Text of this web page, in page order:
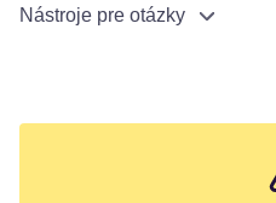
Nástroje pre otázky